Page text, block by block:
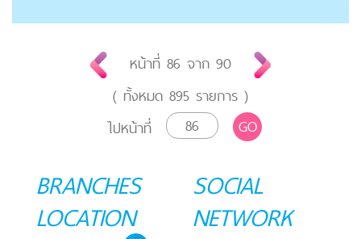
หน้าที่ 86 จาก 90
( ทั้งหมด 895 รายการ )
ไปหน้าที่
GO
BRANCHES
LOCATION
SOCIAL
NETWORK